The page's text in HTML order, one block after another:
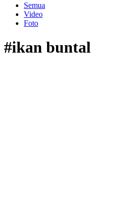
Semua
Video
Foto
#ikan buntal